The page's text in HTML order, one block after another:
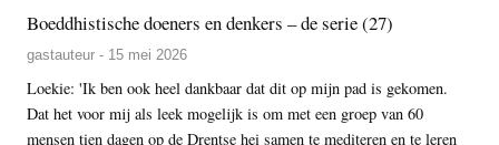
Boeddhistische doeners en denkers – de serie (27)
gastauteur - 15 mei 2026
Loekie: 'Ik ben ook heel dankbaar dat dit op mijn pad is gekomen.
Dat het voor mij als leek mogelijk is om met een groep van 60
mensen tien dagen op de Drentse hei samen te mediteren en te leren